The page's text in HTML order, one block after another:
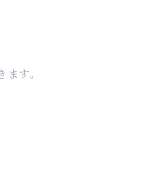
す。